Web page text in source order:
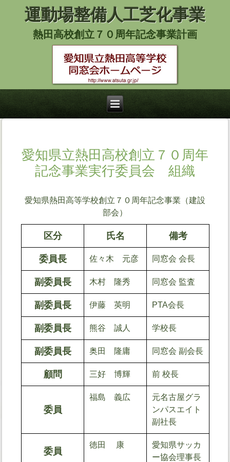
運動場整備人工芝化事業
熱田高校創立７０周年記念事業計画
愛知県立熱田高校創立７０周年
記念事業実行委員会 組織
愛知県熱田高等学校創立７０周年記念事業（建設
部会）
区分 氏名 備考
委員長 佐々木 元彦 同窓会 会長
副委員長 木村 隆秀 同窓会 監査
副委員長 伊藤 英明 PTA会長
副委員長 熊谷 誠人 学校長
副委員長 奥田 隆庸 同窓会 副会長
顧問 三好 博輝 前 校長
委員
福島 義広
元名古屋グラ
ンパスエイト
副社長
委員
徳田 康
愛知県サッカ
ー協会理事長